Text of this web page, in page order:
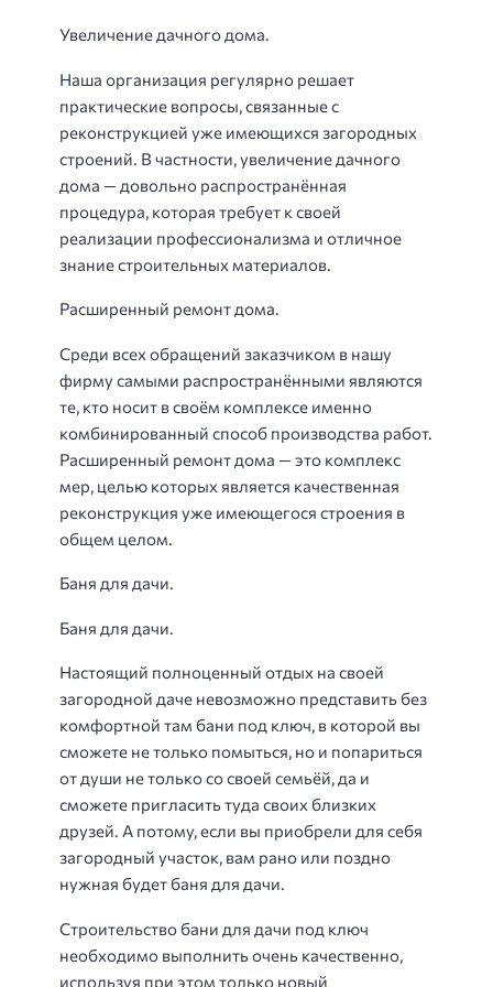
Увеличение дачного дома.
Наша организация регулярно решает
практические вопросы, связанные с
реконструкцией уже имеющихся загородных
строений. В частности, увеличение дачного
дома — довольно распространённая
процедура, которая требует к своей
реализации профессионализма и отличное
знание строительных материалов.
Расширенный ремонт дома.
Среди всех обращений заказчиком в нашу
фирму самыми распространёнными являются
те, кто носит в своём комплексе именно
комбинированный способ производства работ.
Расширенный ремонт дома — это комплекс
мер, целью которых является качественная
реконструкция уже имеющегося строения в
общем целом.
Баня для дачи.
Баня для дачи.
Настоящий полноценный отдых на своей
загородной даче невозможно представить без
комфортной там бани под ключ, в которой вы
сможете не только помыться, но и попариться
от души не только со своей семьёй, да и
сможете пригласить туда своих близких
друзей. А потому, если вы приобрели для себя
загородный участок, вам рано или поздно
нужная будет баня для дачи.
Строительство бани для дачи под ключ
необходимо выполнить очень качественно,
используя при этом только новый